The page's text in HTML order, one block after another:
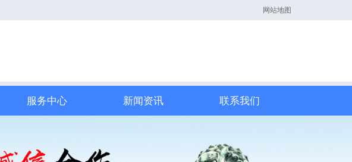
网站地图
服务中心 新闻资讯 联系我们